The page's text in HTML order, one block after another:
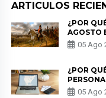
ARTICULOS
¿POR
AGOSTO
HISTORIA
05 Ago
¿POR
PARA05 Ago